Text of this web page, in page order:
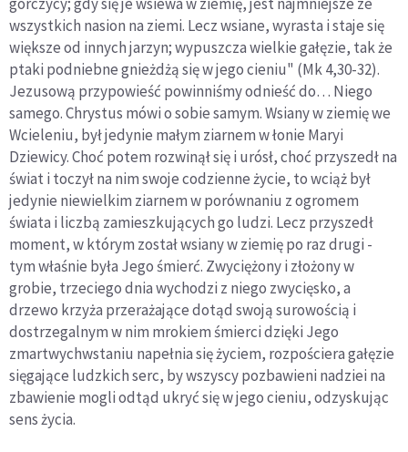
wszystkich nasion na ziemi. Lecz wsiane, wyrasta i staje się
większe od innych jarzyn; wypuszcza wielkie gałęzie, tak że
ptaki podniebne gnieżdżą się w jego cieniu" (Mk 4,30-32).
Jezusową przypowieść powinniśmy odnieść do… Niego
samego. Chrystus mówi o sobie samym. Wsiany w ziemię we
Wcieleniu, był jedynie małym ziarnem w łonie Maryi
Dziewicy. Choć potem rozwinął się i urósł, choć przyszedł na
świat i toczył na nim swoje codzienne życie, to wciąż był
jedynie niewielkim ziarnem w porównaniu z ogromem
świata i liczbą zamieszkujących go ludzi. Lecz przyszedł
moment, w którym został wsiany w ziemię po raz drugi -
tym właśnie była Jego śmierć. Zwyciężony i złożony w
grobie, trzeciego dnia wychodzi z niego zwycięsko, a
drzewo krzyża przerażające dotąd swoją surowością i
dostrzegalnym w nim mrokiem śmierci dzięki Jego
zmartwychwstaniu napełnia się życiem, rozpościera gałęzie
sięgające ludzkich serc, by wszyscy pozbawieni nadziei na
zbawienie mogli odtąd ukryć się w jego cieniu, odzyskując
sens życia.